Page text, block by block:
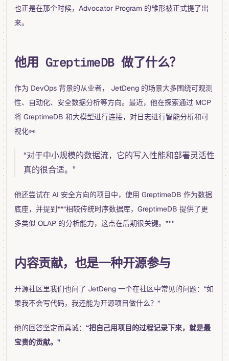
也正是在那个时候，Advocator Program 的雏形被正式提了出
来。
他用 GreptimeDB 做了什么？
作为 DevOps 背景的从业者， JetDeng 的场景大多围绕可观测
性、自动化、安全数据分析等方向。最近，他在探索通过 MCP
将 GreptimeDB 和大模型进行连接，对日志进行智能分析和可
视化👀
“对于中小规模的数据流，它的写入性能和部署灵活性
真的很合适。”
他还尝试在 AI 安全方向的项目中，使用 GreptimeDB 作为数据
底座，并提到**“相较传统时序数据库，GreptimeDB 提供了更
多类似 OLAP 的分析能力，这点在后期很关键。”**
内容贡献，也是一种开源参与
开源社区里我们也问了 JetDeng 一个在社区中常见的问题：“如
果我不会写代码，我还能为开源项目做什么？”
他的回答坚定而真诚： “把自己用项目的过程记录下来，就是最
宝贵的贡献。”